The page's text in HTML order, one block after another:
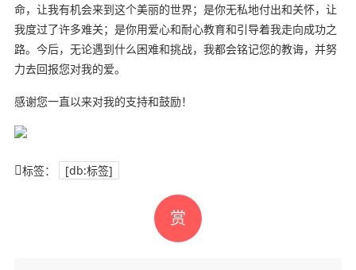
命，让我有机会来到这个美丽的世界；是你无私地付出和关怀，让
我度过了许多难关；是你用爱心和耐心教育和引导着我走向成功之
路。今后，无论遇到什么困难和挑战，我都会铭记您的教诲，并努
力去回报您对我的爱。
感谢您一直以来对我的支持和鼓励！
标签： [db:标签]
赏